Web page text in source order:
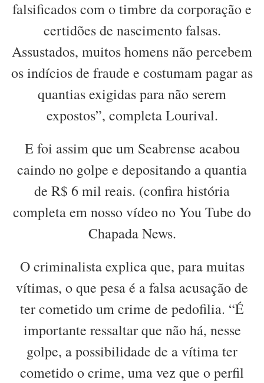
falsificados com o timbre da corporação e
certidões de nascimento falsas.
Assustados, muitos homens não percebem
os indícios de fraude e costumam pagar as
quantias exigidas para não serem
expostos”, completa Lourival.
E foi assim que um Seabrense acabou
caindo no golpe e depositando a quantia
de R$ 6 mil reais. (confira história
completa em nosso vídeo no You Tube do
Chapada News.
O criminalista explica que, para muitas
vítimas, o que pesa é a falsa acusação de
ter cometido um crime de pedofilia. “É
importante ressaltar que não há, nesse
golpe, a possibilidade de a vítima ter
cometido o crime, uma vez que o perfil